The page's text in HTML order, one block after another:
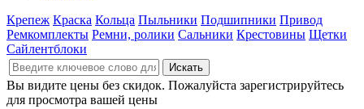
Крепеж Краска Кольца Пыльники Подшипники Привод
Ремкомплекты Ремни, ролики Сальники Крестовины Щетки
Сайлентблоки
Вы видите цены без скидок. Пожалуйста зарегистрируйтесь
для просмотра вашей цены